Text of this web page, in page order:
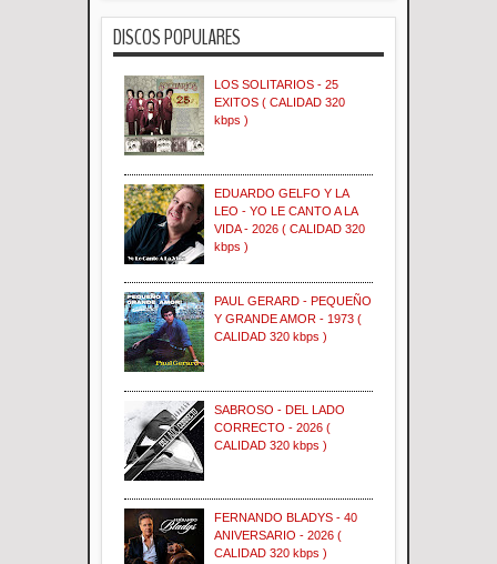
DISCOS POPULARES
LOS SOLITARIOS - 25
EXITOS ( CALIDAD 320
kbps )
EDUARDO GELFO Y LA
LEO - YO LE CANTO A LA
VIDA - 2026 ( CALIDAD 320
kbps )
PAUL GERARD - PEQUEÑO
Y GRANDE AMOR - 1973 (
CALIDAD 320 kbps )
SABROSO - DEL LADO
CORRECTO - 2026 (
CALIDAD 320 kbps )
FERNANDO BLADYS - 40
ANIVERSARIO - 2026 (
CALIDAD 320 kbps )